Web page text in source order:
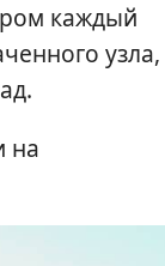
каждый
узла,
на